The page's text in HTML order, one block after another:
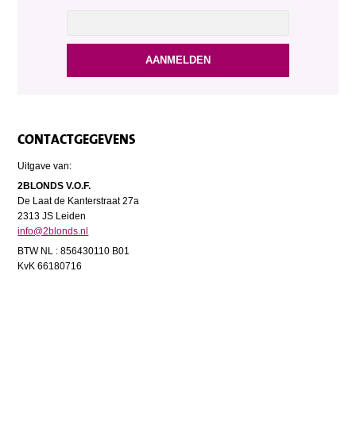
CONTACTGEGEVENS
Uitgave van:
2BLONDS V.O.F.
De Laat de Kanterstraat 27a
2313 JS Leiden
info@2blonds.nl
BTW NL : 856430110 B01
KvK 66180716